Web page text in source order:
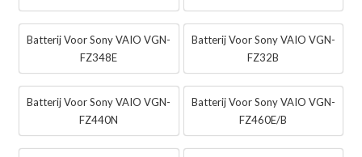
Batterij Voor Sony VAIO VGN-
FZ348E
Batterij Voor Sony VAIO VGN-
FZ32B
Batterij Voor Sony VAIO VGN-
FZ440N
Batterij Voor Sony VAIO VGN-
FZ460E/B